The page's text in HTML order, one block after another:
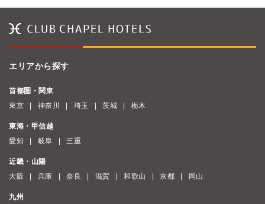
エリアから探す
首都圏・関東
東京
神奈川 埼玉 茨城 栃木
東海・甲信越
愛知
岐阜 三重
近畿・山陽
大阪
兵庫 奈良 滋賀 和歌山 京都 岡山
九州